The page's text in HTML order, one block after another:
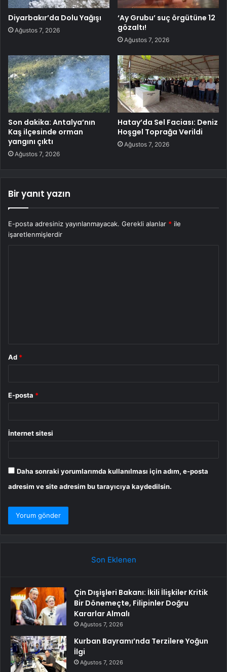
Diyarbakır’da Dolu Yağışı
Ağustos 7, 2026
‘Ay Grubu’ suç örgütüne 12
gözaltı!
Ağustos 7, 2026
Son dakika: Antalya’nın
Kaş ilçesinde orman
yangını çıktı
Ağustos 7, 2026
Hatay’da Sel Faciası: Deniz
Hoşgel Toprağa Verildi
Ağustos 7, 2026
Bir yanıt yazın
E-posta adresiniz yayınlanmayacak. Gerekli alanlar * ile
işaretlenmişlerdir
Ad *
E-posta *
İnternet sitesi
Daha sonraki yorumlarımda kullanılması için adım, e-posta
adresim ve site adresim bu tarayıcıya kaydedilsin.
Son Eklenen
Çin Dışişleri Bakanı: İkili İlişkiler Kritik
Bir Dönemeçte, Filipinler Doğru
Kararlar Almalı
Ağustos 7, 2026
Kurban Bayramı’nda Terzilere Yoğun
İlgi
Ağustos 7, 2026